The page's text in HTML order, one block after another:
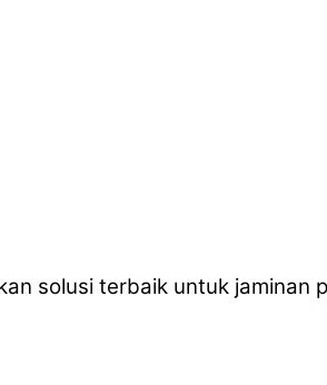
solusi terbaik untuk jaminan